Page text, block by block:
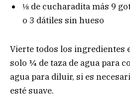
⅛ de cucharadita más 9
o 3 dátiles sin hueso
Vierte todos los ingredientes
solo ¼ de taza de agua para
agua para diluir, si es
esté suave.